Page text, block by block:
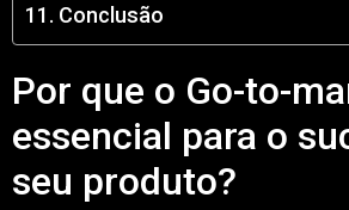
Conclusão
Por que o Go-to-
essencial para o
seu produto?